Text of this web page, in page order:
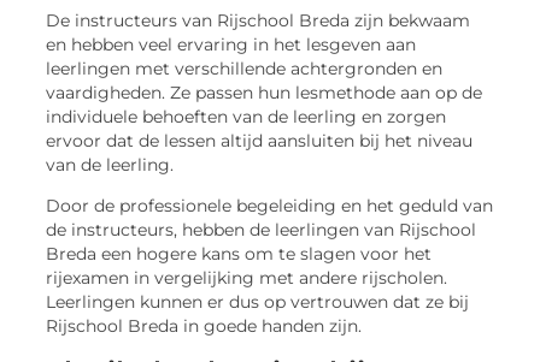
De instructeurs van Rijschool Breda zijn bekwaam
en hebben veel ervaring in het lesgeven aan
leerlingen met verschillende achtergronden en
vaardigheden. Ze passen hun lesmethode aan op de
individuele behoeften van de leerling en zorgen
ervoor dat de lessen altijd aansluiten bij het niveau
van de leerling.
Door de professionele begeleiding en het geduld van
de instructeurs, hebben de leerlingen van Rijschool
Breda een hogere kans om te slagen voor het
rijexamen in vergelijking met andere rijscholen.
Leerlingen kunnen er dus op vertrouwen dat ze bij
Rijschool Breda in goede handen zijn.